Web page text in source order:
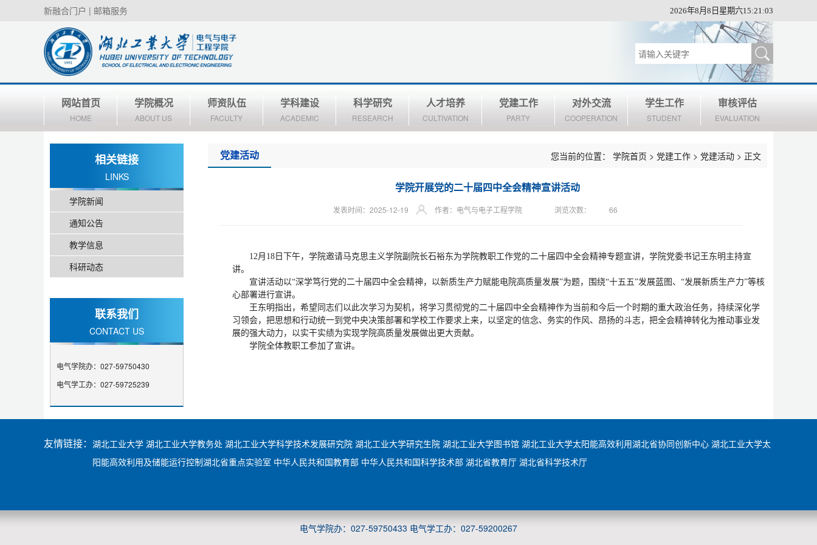
新融合门户 | 邮箱服务 2026年8月8日星期六15:21:03
网站首页
HOME
学院概况
ABOUT US
师资队伍
FACULTY
学科建设
ACADEMIC
科学研究
RESEARCH
人才培养
CULTIVATION
党建工作
PARTY
对外交流
COOPERATION
学生工作
STUDENT
审核评估
EVALUATION
相关链接
LINKS
学院新闻
通知公告
教学信息
科研动态
联系我们
CONTACT US
电气学院办：027-59750430
电气学工办：027-59725239
党建活动 您当前的位置： 学院首页 > 党建工作 > 党建活动 > 正文
学院开展党的二十届四中全会精神宣讲活动
发表时间：2025-12-19 作者：电气与电子工程学院 浏览次数： 66
12月18日下午，学院邀请马克思主义学院副院长石裕东为学院教职工作党的二十届四中全会精神专题宣讲，学院党委书记王东明主持宣
讲。
宣讲活动以“深学笃行党的二十届四中全会精神，以新质生产力赋能电院高质量发展”为题，围绕“十五五”发展蓝图、“发展新质生产力”等核
心部署进行宣讲。
王东明指出，希望同志们以此次学习为契机，将学习贯彻党的二十届四中全会精神作为当前和今后一个时期的重大政治任务，持续深化学
习领会，把思想和行动统一到党中央决策部署和学校工作要求上来，以坚定的信念、务实的作风、昂扬的斗志，把全会精神转化为推动事业发
展的强大动力，以实干实绩为实现学院高质量发展做出更大贡献。
学院全体教职工参加了宣讲。
友情链接： 湖北工业大学 湖北工业大学教务处 湖北工业大学科学技术发展研究院 湖北工业大学研究生院 湖北工业大学图书馆 湖北工业大学太阳能高效利用湖北省协同创新中心 湖北工业大学太
阳能高效利用及储能运行控制湖北省重点实验室 中华人民共和国教育部 中华人民共和国科学技术部 湖北省教育厅 湖北省科学技术厅
电气学院办：027-59750433 电气学工办：027-59200267